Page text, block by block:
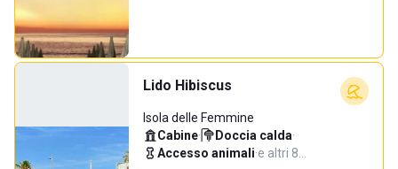
Lido Hibiscus
Isola delle Femmine
Cabine· Doccia calda·
Accesso animali·e altri 8…